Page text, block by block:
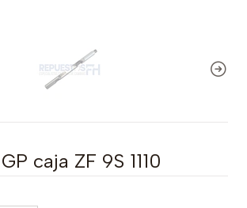
caja ZF 9S 1110